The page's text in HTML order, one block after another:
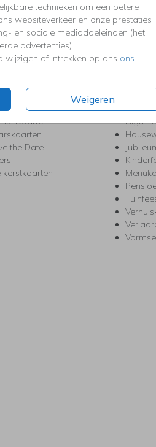
technieken om een betere
websiteverkeer en onze prestaties
en sociale mediadoeleinden (het
advertenties).
wijzigen of intrekken op ons ons
Weigeren
the Date
kerstkaarten
FEEST
High